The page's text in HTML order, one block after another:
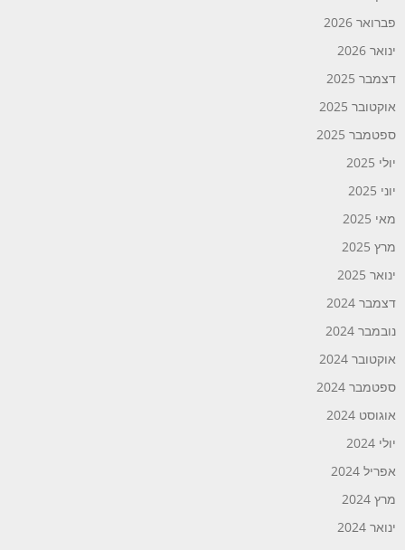
פברואר 2026
ינואר 2026
דצמבר 2025
אוקטובר 2025
ספטמבר 2025
יולי 2025
יוני 2025
מאי 2025
מרץ 2025
ינואר 2025
דצמבר 2024
נובמבר 2024
אוקטובר 2024
ספטמבר 2024
אוגוסט 2024
יולי 2024
אפריל 2024
מרץ 2024
ינואר 2024